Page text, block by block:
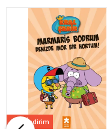
%25 İndirim